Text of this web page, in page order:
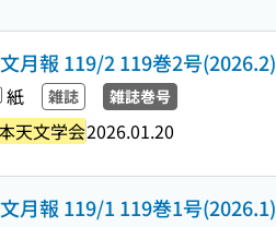
月報 119/2 119巻2号(2026.2)
紙 雑誌 雑誌巻号
天文学会2026.01.20
月報 119/1 119巻1号(2026.1)